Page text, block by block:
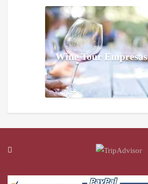
Wine Tour Empresas